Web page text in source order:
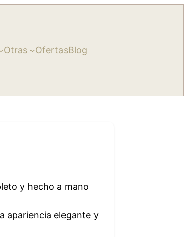
Otras OfertasBlog
y hecho a mano
apariencia elegante y